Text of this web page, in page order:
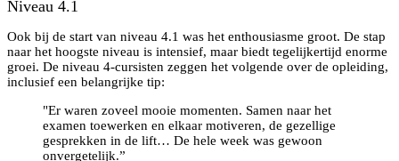
Niveau 4.1
Ook bij de start van niveau 4.1 was het enthousiasme groot. De stap
naar het hoogste niveau is intensief, maar biedt tegelijkertijd enorme
groei. De niveau 4-cursisten zeggen het volgende over de opleiding,
inclusief een belangrijke tip:
"Er waren zoveel mooie momenten. Samen naar het
examen toewerken en elkaar motiveren, de gezellige
gesprekken in de lift… De hele week was gewoon
onvergetelijk.”